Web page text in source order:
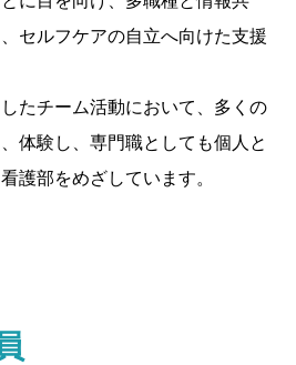
セルフケアの自立へ向けた支援
たチーム活動において、多くの
体験し、専門職としても個人と
護部をめざしています。